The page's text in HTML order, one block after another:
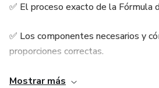
✅ El proceso exacto de la Fórmula
✅ Los componentes necesarios y
proporciones correctas.
✅ Aplicación en diferentes
Mostrar más